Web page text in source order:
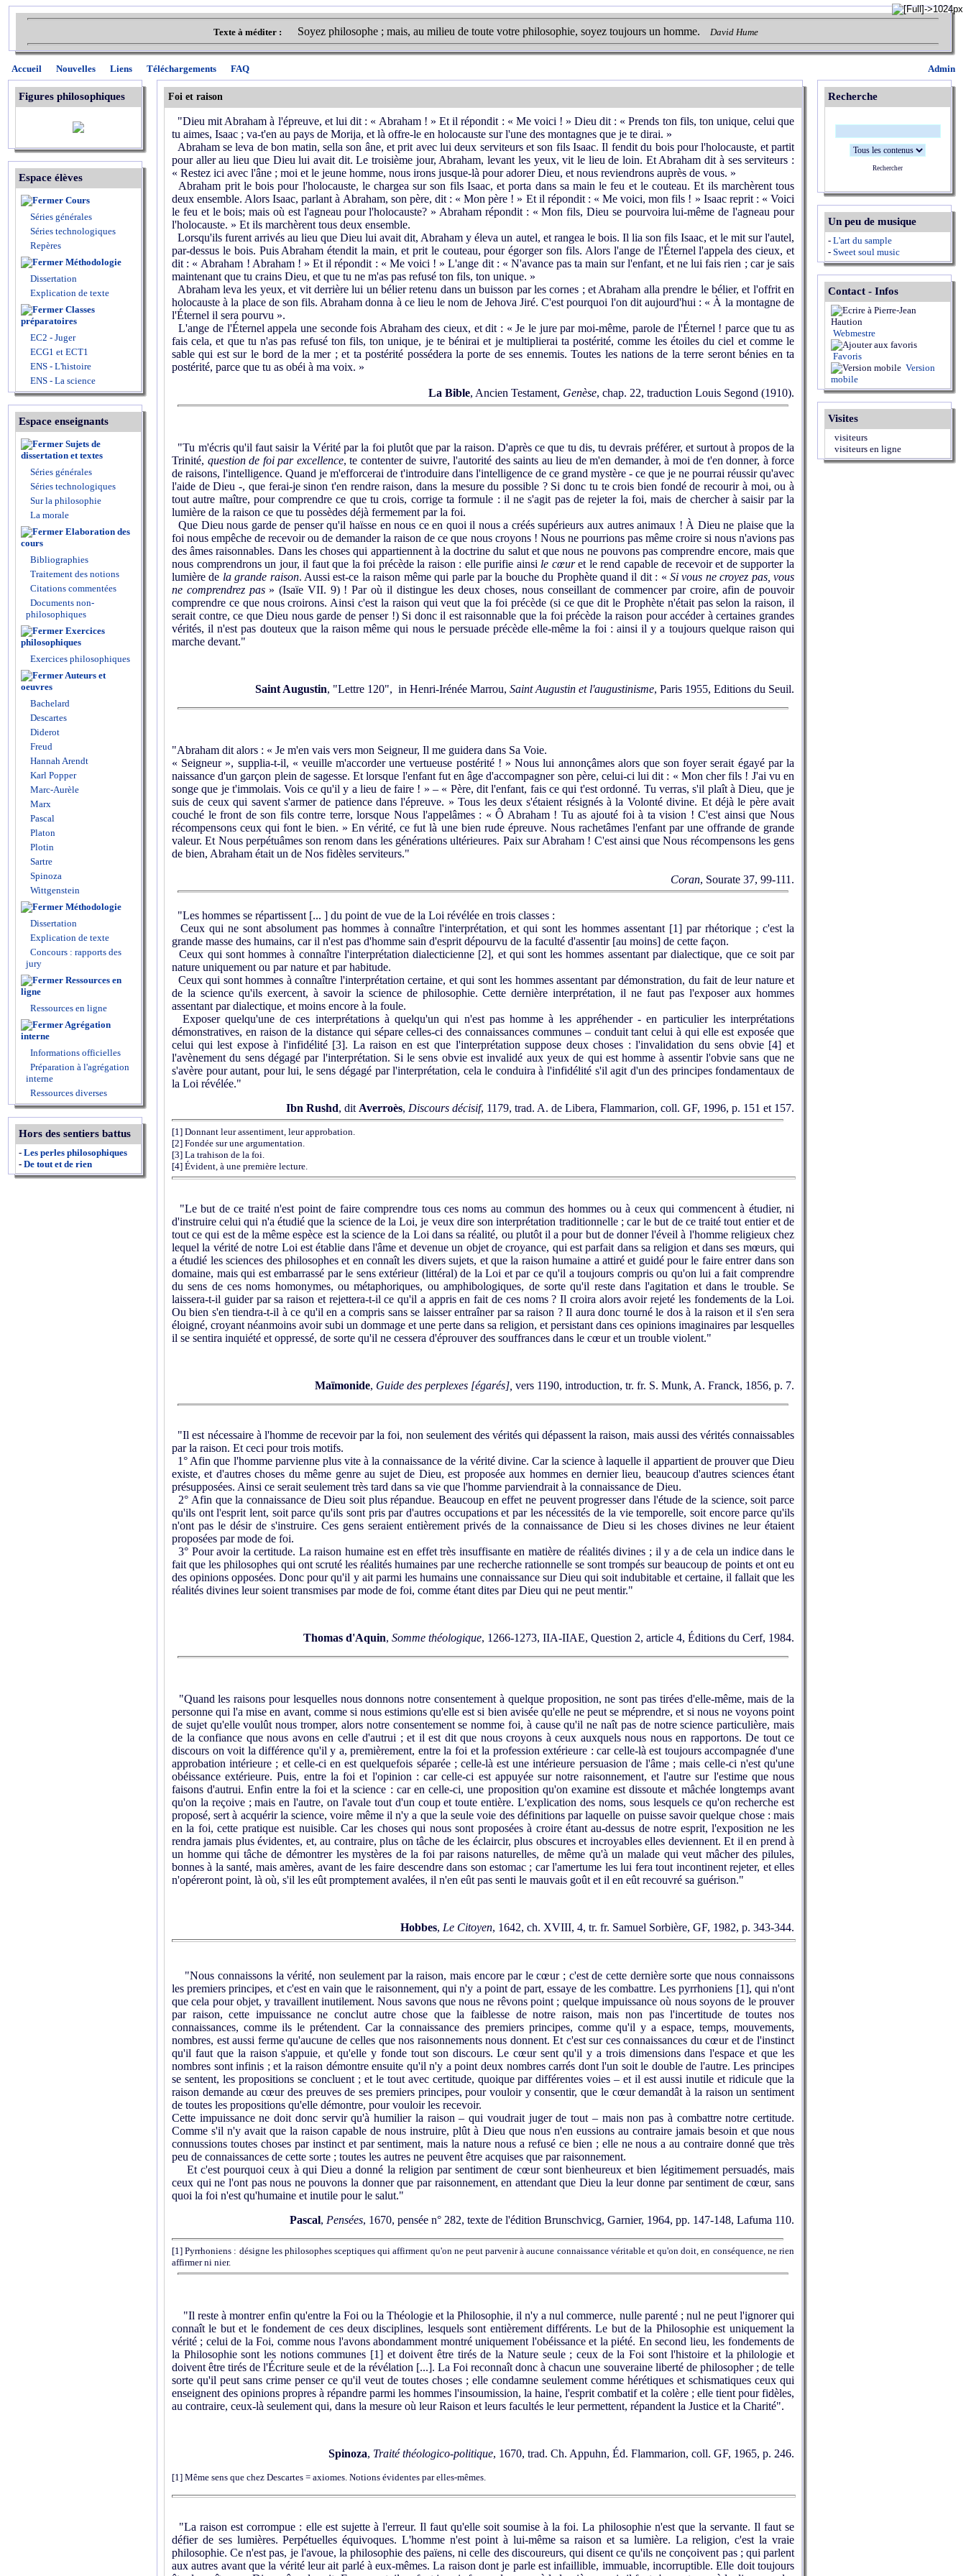
Texte à méditer : Soyez philosophe ; mais, au milieu de toute votre philosophie, soyez toujours un homme. David Hume
Admin
Accueil Nouvelles Liens Téléchargements FAQ
Figures philosophiques
Espace élèves
Cours
Séries générales
Séries technologiques
Repères
Méthodologie
Dissertation
Explication de texte
Classes
préparatoires
EC2 - Juger
ECG1 et ECT1
ENS - L'histoire
ENS - La science
Espace enseignants
Sujets de
dissertation et textes
Séries générales
Séries technologiques
Sur la philosophie
La morale
Elaboration des
cours
Bibliographies
Traitement des notions
Citations commentées
Documents non-
philosophiques
Exercices
philosophiques
Exercices philosophiques
Auteurs et
oeuvres
Bachelard
Descartes
Diderot
Freud
Hannah Arendt
Karl Popper
Marc-Aurèle
Marx
Pascal
Platon
Plotin
Sartre
Spinoza
Wittgenstein
Méthodologie
Dissertation
Explication de texte
Concours : rapports des
jury
Ressources en
ligne
Ressources en ligne
Agrégation
interne
Informations officielles
Préparation à l'agrégation
interne
Ressources diverses
Hors des sentiers battus
- Les perles philosophiques
- De tout et de rien
Foi et raison
"Dieu mit Abraham à l'épreuve, et lui dit : « Abraham ! » Et il répondit : « Me voici ! » Dieu dit : « Prends ton fils, ton unique, celui que
tu aimes, Isaac ; va-t'en au pays de Morija, et là offre-le en holocauste sur l'une des montagnes que je te dirai. »
Abraham se leva de bon matin, sella son âne, et prit avec lui deux serviteurs et son fils Isaac. Il fendit du bois pour l'holocauste, et partit
pour aller au lieu que Dieu lui avait dit. Le troisième jour, Abraham, levant les yeux, vit le lieu de loin. Et Abraham dit à ses serviteurs :
« Restez ici avec l'âne ; moi et le jeune homme, nous irons jusque-là pour adorer Dieu, et nous reviendrons auprès de vous. »
Abraham prit le bois pour l'holocauste, le chargea sur son fils Isaac, et porta dans sa main le feu et le couteau. Et ils marchèrent tous
deux ensemble. Alors Isaac, parlant à Abraham, son père, dit : « Mon père ! » Et il répondit : « Me voici, mon fils ! » Isaac reprit : « Voici
le feu et le bois; mais où est l'agneau pour l'holocauste? » Abraham répondit : « Mon fils, Dieu se pourvoira lui-même de l'agneau pour
l'holocauste. » Et ils marchèrent tous deux ensemble.
Lorsqu'ils furent arrivés au lieu que Dieu lui avait dit, Abraham y éleva un autel, et rangea le bois. Il lia son fils Isaac, et le mit sur l'autel,
par-dessus le bois. Puis Abraham étendit la main, et prit le couteau, pour égorger son fils. Alors l'ange de l'Éternel l'appela des cieux, et
dit : « Abraham ! Abraham ! » Et il répondit : « Me voici ! » L'ange dit : « N'avance pas ta main sur l'enfant, et ne lui fais rien ; car je sais
maintenant que tu crains Dieu, et que tu ne m'as pas refusé ton fils, ton unique. »
Abraham leva les yeux, et vit derrière lui un bélier retenu dans un buisson par les cornes ; et Abraham alla prendre le bélier, et l'offrit en
holocauste à la place de son fils. Abraham donna à ce lieu le nom de Jehova Jiré. C'est pourquoi l'on dit aujourd'hui : « À la montagne de
l'Éternel il sera pourvu ».
L'ange de l'Éternel appela une seconde fois Abraham des cieux, et dit : « Je le jure par moi-même, parole de l'Éternel ! parce que tu as
fais cela, et que tu n'as pas refusé ton fils, ton unique, je te bénirai et je multiplierai ta postérité, comme les étoiles du ciel et comme le
sable qui est sur le bord de la mer ; et ta postérité possédera la porte de ses ennemis. Toutes les nations de la terre seront bénies en ta
postérité, parce que tu as obéi à ma voix. »
La Bible, Ancien Testament, Genèse, chap. 22, traduction Louis Segond (1910).
"Tu m'écris qu'il faut saisir la Vérité par la foi plutôt que par la raison. D'après ce que tu dis, tu devrais préférer, et surtout à propos de la
Trinité, question de foi par excellence, te contenter de suivre, l'autorité des saints au lieu de m'en demander, à moi de t'en donner, à force
de raisons, l'intelligence. Quand je m'efforcerai de t'introduire dans l'intelligence de ce grand mystère - ce que je ne pourrai réussir qu'avec
l'aide de Dieu -, que ferai-je sinon t'en rendre raison, dans la mesure du possible ? Si donc tu te crois bien fondé de recourir à moi, ou à
tout autre maître, pour comprendre ce que tu crois, corrige ta formule : il ne s'agit pas de rejeter la foi, mais de chercher à saisir par la
lumière de la raison ce que tu possèdes déjà fermement par la foi.
Que Dieu nous garde de penser qu'il haïsse en nous ce en quoi il nous a créés supérieurs aux autres animaux ! À Dieu ne plaise que la
foi nous empêche de recevoir ou de demander la raison de ce que nous croyons ! Nous ne pourrions pas même croire si nous n'avions pas
des âmes raisonnables. Dans les choses qui appartiennent à la doctrine du salut et que nous ne pouvons pas comprendre encore, mais que
nous comprendrons un jour, il faut que la foi précède la raison : elle purifie ainsi le cœuret le rend capable de recevoir et de supporter la
lumière de la grande raison. Aussi est-ce la raison même qui parle par la bouche du Prophète quand il dit : « Si vous ne croyez pas, vous
ne comprendrez pas» (Isaïe VII. 9) ! Par où il distingue les deux choses, nous conseillant de commencer par croire, afin de pouvoir
comprendre ce que nous croirons. Ainsi c'est la raison qui veut que la foi précède (si ce que dit le Prophète n'était pas selon la raison, il
serait contre, ce que Dieu nous garde de penser !) Si donc il est raisonnable que la foi précède la raison pour accéder à certaines grandes
vérités, il n'est pas douteux que la raison même qui nous le persuade précède elle-même la foi : ainsi il y a toujours quelque raison qui
marche devant."
Saint Augustin, "Lettre 120", in Henri-Irénée Marrou, Saint Augustin et l'augustinisme, Paris 1955, Editions du Seuil.
"Abraham dit alors : « Je m'en vais vers mon Seigneur, Il me guidera dans Sa Voie.
« Seigneur », supplia-t-il, « veuille m'accorder une vertueuse postérité ! » Nous lui annonçâmes alors que son foyer serait égayé par la
naissance d'un garçon plein de sagesse. Et lorsque l'enfant fut en âge d'accompagner son père, celui-ci lui dit : « Mon cher fils ! J'ai vu en
songe que je t'immolais. Vois ce qu'il y a lieu de faire ! » – « Père, dit l'enfant, fais ce qui t'est ordonné. Tu verras, s'il plaît à Dieu, que je
suis de ceux qui savent s'armer de patience dans l'épreuve. » Tous les deux s'étaient résignés à la Volonté divine. Et déjà le père avait
couché le front de son fils contre terre, lorsque Nous l'appelâmes : « Ô Abraham ! Tu as ajouté foi à ta vision ! C'est ainsi que Nous
récompensons ceux qui font le bien. » En vérité, ce fut là une bien rude épreuve. Nous rachetâmes l'enfant par une offrande de grande
valeur. Et Nous perpétuâmes son renom dans les générations ultérieures. Paix sur Abraham ! C'est ainsi que Nous récompensons les gens
de bien, Abraham était un de Nos fidèles serviteurs."
Coran, Sourate 37, 99-111.
"Les hommes se répartissent [... ] du point de vue de la Loi révélée en trois classes :
Ceux qui ne sont absolument pas hommes à connaître l'interprétation, et qui sont les hommes assentant [1] par rhétorique ; c'est la
grande masse des humains, car il n'est pas d'homme sain d'esprit dépourvu de la faculté d'assentir [au moins] de cette façon.
Ceux qui sont hommes à connaître l'interprétation dialecticienne [2], et qui sont les hommes assentant par dialectique, que ce soit par
nature uniquement ou par nature et par habitude.
Ceux qui sont hommes à connaître l'interprétation certaine, et qui sont les hommes assentant par démonstration, du fait de leur nature et
de la science qu'ils exercent, à savoir la science de philosophie. Cette dernière interprétation, il ne faut pas l'exposer aux hommes
assentant par dialectique, et moins encore à la foule.
Exposer quelqu'une de ces interprétations à quelqu'un qui n'est pas homme à les appréhender - en particulier les interprétations
démonstratives, en raison de la distance qui sépare celles-ci des connaissances communes – conduit tant celui à qui elle est exposée que
celui qui lest expose à l'infidélité [3]. La raison en est que l'interprétation suppose deux choses : l'invalidation du sens obvie [4] et
l'avènement du sens dégagé par l'interprétation. Si le sens obvie est invalidé aux yeux de qui est homme à assentir l'obvie sans que ne
s'avère pour autant, pour lui, le sens dégagé par l'interprétation, cela le conduira à l'infidélité s'il agit d'un des principes fondamentaux de
la Loi révélée."
Ibn Rushd, dit Averroès, Discours décisif, 1179, trad. A. de Libera, Flammarion, coll. GF, 1996, p. 151 et 157.
[1] Donnant leur assentiment, leur approbation.
[2] Fondée sur une argumentation.
[3] La trahison de la foi.
[4] Évident, à une première lecture.
"Le but de ce traité n'est point de faire comprendre tous ces noms au commun des hommes ou à ceux qui commencent à étudier, ni
d'instruire celui qui n'a étudié que la science de la Loi, je veux dire son interprétation traditionnelle ; car le but de ce traité tout entier et de
tout ce qui est de la même espèce est la science de la Loi dans sa réalité, ou plutôt il a pour but de donner l'éveil à l'homme religieux chez
lequel la vérité de notre Loi est établie dans l'âme et devenue un objet de croyance, qui est parfait dans sa religion et dans ses mœurs, qui
a étudié les sciences des philosophes et en connaît les divers sujets, et que la raison humaine a attiré et guidé pour le faire entrer dans son
domaine, mais qui est embarrassé par le sens extérieur (littéral) de la Loi et par ce qu'il a toujours compris ou qu'on lui a fait comprendre
du sens de ces noms homonymes, ou métaphoriques, ou amphibologiques, de sorte qu'il reste dans l'agitation et dans le trouble. Se
laissera-t-il guider par sa raison et rejettera-t-il ce qu'il a appris en fait de ces noms ? Il croira alors avoir rejeté les fondements de la Loi.
Ou bien s'en tiendra-t-il à ce qu'il en a compris sans se laisser entraîner par sa raison ? Il aura donc tourné le dos à la raison et il s'en sera
éloigné, croyant néanmoins avoir subi un dommage et une perte dans sa religion, et persistant dans ces opinions imaginaires par lesquelles
il se sentira inquiété et oppressé, de sorte qu'il ne cessera d'éprouver des souffrances dans le cœur et un trouble violent."
Maïmonide, Guide des perplexes [égarés], vers 1190, introduction, tr. fr. S. Munk, A. Franck, 1856, p. 7.
"Il est nécessaire à l'homme de recevoir par la foi, non seulement des vérités qui dépassent la raison, mais aussi des vérités connaissables
par la raison. Et ceci pour trois motifs.
1° Afin que l'homme parvienne plus vite à la connaissance de la vérité divine. Car la science à laquelle il appartient de prouver que Dieu
existe, et d'autres choses du même genre au sujet de Dieu, est proposée aux hommes en dernier lieu, beaucoup d'autres sciences étant
présupposées. Ainsi ce serait seulement très tard dans sa vie que l'homme parviendrait à la connaissance de Dieu.
2° Afin que la connaissance de Dieu soit plus répandue. Beaucoup en effet ne peuvent progresser dans l'étude de la science, soit parce
qu'ils ont l'esprit lent, soit parce qu'ils sont pris par d'autres occupations et par les nécessités de la vie temporelle, soit encore parce qu'ils
n'ont pas le désir de s'instruire. Ces gens seraient entièrement privés de la connaissance de Dieu si les choses divines ne leur étaient
proposées par mode de foi.
3° Pour avoir la certitude. La raison humaine est en effet très insuffisante en matière de réalités divines ; il y a de cela un indice dans le
fait que les philosophes qui ont scruté les réalités humaines par une recherche rationnelle se sont trompés sur beaucoup de points et ont eu
des opinions opposées. Donc pour qu'il y ait parmi les humains une connaissance sur Dieu qui soit indubitable et certaine, il fallait que les
réalités divines leur soient transmises par mode de foi, comme étant dites par Dieu qui ne peut mentir."
Thomas d'Aquin, Somme théologique, 1266-1273, IIA-IIAE, Question 2, article 4, Éditions du Cerf, 1984.
"Quand les raisons pour lesquelles nous donnons notre consentement à quelque proposition, ne sont pas tirées d'elle-même, mais de la
personne qui l'a mise en avant, comme si nous estimions qu'elle est si bien avisée qu'elle ne peut se méprendre, et si nous ne voyons point
de sujet qu'elle voulût nous tromper, alors notre consentement se nomme foi, à cause qu'il ne naît pas de notre science particulière, mais
de la confiance que nous avons en celle d'autrui ; et il est dit que nous croyons à ceux auxquels nous nous en rapportons. De tout ce
discours on voit la différence qu'il y a, premièrement, entre la foi et la profession extérieure : car celle-là est toujours accompagnée d'une
approbation intérieure ; et celle-ci en est quelquefois séparée ; celle-là est une intérieure persuasion de l'âme ; mais celle-ci n'est qu'une
obéissance extérieure. Puis, entre la foi et l'opinion : car celle-ci est appuyée sur notre raisonnement, et l'autre sur l'estime que nous
faisons d'autrui. Enfin entre la foi et la science : car en celle-ci, une proposition qu'on examine est dissoute et mâchée longtemps avant
qu'on la reçoive ; mais en l'autre, on l'avale tout d'un coup et toute entière. L'explication des noms, sous lesquels ce qu'on recherche est
proposé, sert à acquérir la science, voire même il n'y a que la seule voie des définitions par laquelle on puisse savoir quelque chose : mais
en la foi, cette pratique est nuisible. Car les choses qui nous sont proposées à croire étant au-dessus de notre esprit, l'exposition ne les
rendra jamais plus évidentes, et, au contraire, plus on tâche de les éclaircir, plus obscures et incroyables elles deviennent. Et il en prend à
un homme qui tâche de démontrer les mystères de la foi par raisons naturelles, de même qu'à un malade qui veut mâcher des pilules,
bonnes à la santé, mais amères, avant de les faire descendre dans son estomac ; car l'amertume les lui fera tout incontinent rejeter, et elles
n'opéreront point, là où, s'il les eût promptement avalées, il n'en eût pas senti le mauvais goût et il en eût recouvré sa guérison."
Hobbes, Le Citoyen, 1642, ch. XVIII, 4, tr. fr. Samuel Sorbière, GF, 1982, p. 343-344.
"Nous connaissons la vérité, non seulement par la raison, mais encore par le cœur ; c'est de cette dernière sorte que nous connaissons
les premiers principes, et c'est en vain que le raisonnement, qui n'y a point de part, essaye de les combattre. Les pyrrhoniens [1], qui n'ont
que cela pour objet, y travaillent inutilement. Nous savons que nous ne rêvons point ; quelque impuissance où nous soyons de le prouver
par raison, cette impuissance ne conclut autre chose que la faiblesse de notre raison, mais non pas l'incertitude de toutes nos
connaissances, comme ils le prétendent. Car la connaissance des premiers principes, comme qu'il y a espace, temps, mouvements,
nombres, est aussi ferme qu'aucune de celles que nos raisonnements nous donnent. Et c'est sur ces connaissances du cœur et de l'instinct
qu'il faut que la raison s'appuie, et qu'elle y fonde tout son discours. Le cœur sent qu'il y a trois dimensions dans l'espace et que les
nombres sont infinis ; et la raison démontre ensuite qu'il n'y a point deux nombres carrés dont l'un soit le double de l'autre. Les principes
se sentent, les propositions se concluent ; et le tout avec certitude, quoique par différentes voies – et il est aussi inutile et ridicule que la
raison demande au cœur des preuves de ses premiers principes, pour vouloir y consentir, que le cœur demandât à la raison un sentiment
de toutes les propositions qu'elle démontre, pour vouloir les recevoir.
Cette impuissance ne doit donc servir qu'à humilier la raison – qui voudrait juger de tout – mais non pas à combattre notre certitude.
Comme s'il n'y avait que la raison capable de nous instruire, plût à Dieu que nous n'en eussions au contraire jamais besoin et que nous
connussions toutes choses par instinct et par sentiment, mais la nature nous a refusé ce bien ; elle ne nous a au contraire donné que très
peu de connaissances de cette sorte ; toutes les autres ne peuvent être acquises que par raisonnement.
Et c'est pourquoi ceux à qui Dieu a donné la religion par sentiment de cœur sont bienheureux et bien légitimement persuadés, mais
ceux qui ne l'ont pas nous ne pouvons la donner que par raisonnement, en attendant que Dieu la leur donne par sentiment de cœur, sans
quoi la foi n'est qu'humaine et inutile pour le salut."
Pascal, Pensées, 1670, pensée n° 282, texte de l'édition Brunschvicg, Garnier, 1964, pp. 147-148, Lafuma 110.
[1] Pyrrhoniens : désigne les philosophes sceptiques qui affirment qu'on ne peut parvenir à aucune connaissance véritable et qu'on doit, en conséquence, ne rien
affirmer ni nier.
"Il reste à montrer enfin qu'entre la Foi ou la Théologie et la Philosophie, il n'y a nul commerce, nulle parenté ; nul ne peut l'ignorer qui
connaît le but et le fondement de ces deux disciplines, lesquels sont entièrement différents. Le but de la Philosophie est uniquement la
vérité ; celui de la Foi, comme nous l'avons abondamment montré uniquement l'obéissance et la piété. En second lieu, les fondements de
la Philosophie sont les notions communes [1] et doivent être tirés de la Nature seule ; ceux de la Foi sont l'histoire et la philologie et
doivent être tirés de l'Écriture seule et de la révélation [...]. La Foi reconnaît donc à chacun une souveraine liberté de philosopher ; de telle
sorte qu'il peut sans crime penser ce qu'il veut de toutes choses ; elle condamne seulement comme hérétiques et schismatiques ceux qui
enseignent des opinions propres à répandre parmi les hommes l'insoumission, la haine, l'esprit combatif et la colère ; elle tient pour fidèles,
au contraire, ceux-là seulement qui, dans la mesure où leur Raison et leurs facultés le leur permettent, répandent la Justice et la Charité".
Spinoza, Traité théologico-politique, 1670, trad. Ch. Appuhn, Éd. Flammarion, coll. GF, 1965, p. 246.
[1] Même sens que chez Descartes = axiomes. Notions évidentes par elles-mêmes.
"La raison est corrompue : elle est sujette à l'erreur. Il faut qu'elle soit soumise à la foi. La philosophie n'est que la servante. Il faut se
défier de ses lumières. Perpétuelles équivoques. L'homme n'est point à lui-même sa raison et sa lumière. La religion, c'est la vraie
philosophie. Ce n'est pas, je l'avoue, la philosophie des païens, ni celle des discoureurs, qui disent ce qu'ils ne conçoivent pas ; qui parlent
aux autres avant que la vérité leur ait parlé à eux-mêmes. La raison dont je parle est infaillible, immuable, incorruptible. Elle doit toujours
Recherche
Rechercher
Un peu de musique
- L'art du sample
- Sweet soul music
Contact - Infos
Webmestre
Favoris
Version
mobile
Visites
visiteurs
visiteurs en ligne